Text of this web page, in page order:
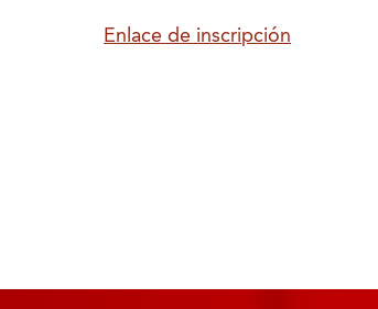
Enlace de inscripción